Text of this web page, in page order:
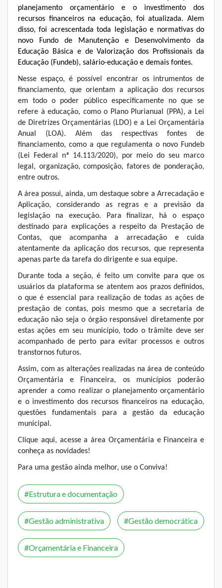
planejamento orçamentário e o investimento dos
recursos financeiros na educação, foi atualizada. Alem
disso, foi acrescentada toda legislação e normativas do
novo Fundo de Manutenção e Desenvolvimento da
Educação Básica e de Valorização dos Profissionais da
Educação (Fundeb), salário-educação e demais fontes.
Nesse espaço, é possível encontrar os intrumentos de
financiamento, que orientam a aplicação dos recursos
em todo o poder público especificamente no que se
refere à educação, como o Plano Plurianual (PPA), a Lei
de Diretrizes Orçamentárias (LDO) e a Lei Orçamentária
Anual (LOA). Além das respectivas fontes de
financiamento, como a que regulamenta o novo Fundeb
(Lei Federal nª 14.113/2020), por meio do seu marco
legal, organização, composição, fatores de ponderação,
entre outros.
A área possui, ainda, um destaque sobre a Arrecadação e
Aplicação, considerando as regras e a previsão da
legislação na execução. Para finalizar, há o espaço
destinado para explicações a respeito da Prestação de
Contas, que acompanha a arrecadação e cuida
atentamente da aplicação dos recursos, que representa
apenas parte da tarefa do dirigente e sua equipe.
Durante toda a seção, é feito um convite para que os
usuários da plataforma se atentem aos prazos definidos,
o que é essencial para realização de todas as ações de
prestação de contas, pois mesmo que a secretaria de
educação não seja o órgão responsável diretamente por
estas ações em seu município, todo o trâmite deve ser
acompanhado de perto para evitar processos e outros
transtornos futuros.
Assim, com as alterações realizadas na área de conteúdo
Orçamentária e Financeira, os municípios poderão
aprender a como realizar o planejamento orçamentário
e o investimento dos recursos financeiros na educação,
questões fundamentais para a gestão da educação
municipal.
Clique aqui, acesse a área Orçamentária e Financeira e
conheça as novidades!
Para uma gestão ainda melhor, use o Conviva!
Estrutura e documentação
Gestão administrativa Gestão democrática
Orçamentária e Financeira